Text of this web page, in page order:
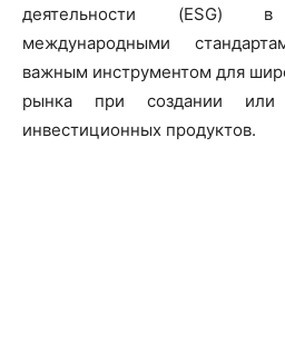
деятельности (ESG)
международными
важным инструментом для
рынка при создании или
инвестиционных продуктов.